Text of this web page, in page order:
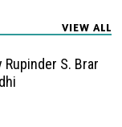
VIEW ALL
Rupinder S. Brar